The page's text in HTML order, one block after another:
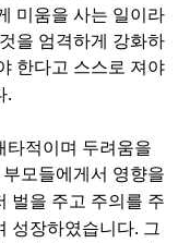
미움을 사는 일이라
을 엄격하게 강화하
한다고 스스로 져야
.
타적이며 두려움을
모들에게서 영향을
벌을 주고 주의를 주
성장하였습니다. 그